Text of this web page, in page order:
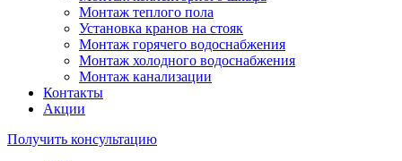
Монтаж теплого пола
Установка кранов на стояк
Монтаж горячего водоснабжения
Монтаж холодного водоснабжения
Монтаж канализации
Контакты
Акции
Получить консультацию